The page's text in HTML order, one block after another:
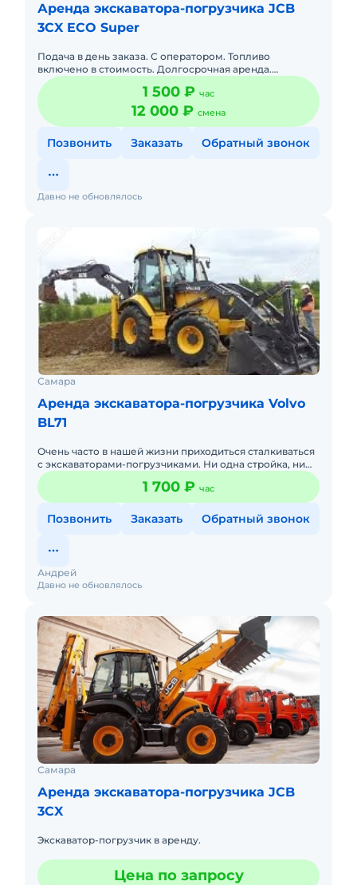
Аренда экскаватора-погрузчика JCB
3CX ECO Super
Подача в день заказа. С оператором. Топливо
включено в стоимость. Долгосрочная аренда.
Гидромолот .
1 500 ₽ час
12 000 ₽ смена
Позвонить Заказать Обратный звонок
Давно не обновлялось
Самара
Аренда экскаватора-погрузчика Volvo
BL71
Очень часто в нашей жизни приходиться сталкиваться
с экскаваторами-погрузчиками. Ни одна стройка, ни
один ремонт дороги не может обойтись без этой
техники. С по
1 700 ₽ час
Позвонить Заказать Обратный звонок
Давно не обновлялось
Андрей
Самара
Аренда экскаватора-погрузчика JCB
3CX
Экскаватор-погрузчик в аренду.
Цена по запросу